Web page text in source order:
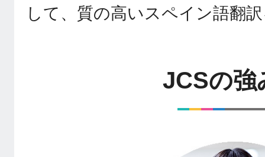
して、質の高いスペイン語翻
JCSの強